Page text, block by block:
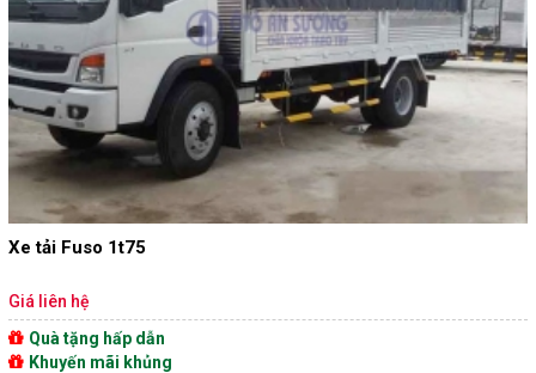
Xe tải Fuso 1t75
Giá liên hệ
Quà tặng hấp dẫn
Khuyến mãi khủng